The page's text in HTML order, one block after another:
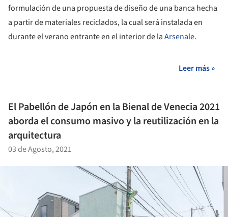
formulación de una propuesta de diseño de una banca hecha
a partir de materiales reciclados, la cual será instalada en
durante el verano entrante en el interior de laArsenale.
Leer más »
El Pabellón de Japón en la Bienal de Venecia 2021
aborda el consumo masivo y la reutilización en la
arquitectura
03 de Agosto, 2021